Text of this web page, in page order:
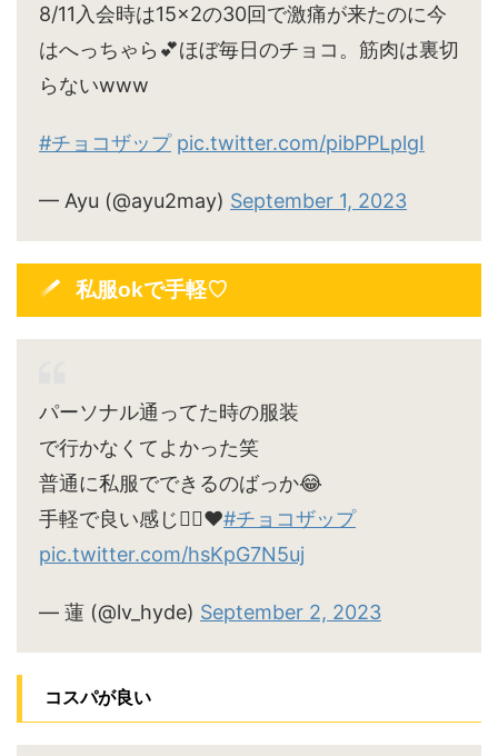
8/11入会時は15×2の30回で激痛が来たのに今
はへっちゃら💕ほぼ毎日のチョコ。筋肉は裏切
らないwww
#チョコザップ pic.twitter.com/pibPPLplgI
— Ayu (@ayu2may) September 1, 2023
私服okで手軽♡
パーソナル通ってた時の服装
で行かなくてよかった笑
普通に私服でできるのばっか😂
手軽で良い感じ🙆‍♀️♥#チョコザップ
pic.twitter.com/hsKpG7N5uj
— 蓮 (@lv_hyde) September 2, 2023
コスパが良い